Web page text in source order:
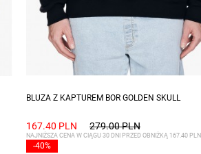
BLUZA Z KAPTUREM BOR GOLDEN SKULL
167.40 PLN 279.00 PLN
-40%
NAJNIŻSZA CENA W CIĄGU 30 DNI PRZED OBNIŻKĄ 167.40 PLN